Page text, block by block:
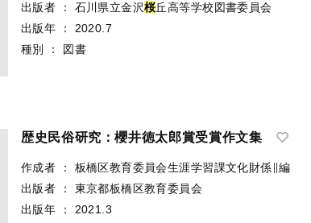
出版者
： 石川県立金沢桜丘高等学校図書委員会
出版年
：
2020.7
種別
： 図書
歴史民俗研究：櫻井徳太郎賞受賞作文集
作成者 ：
板橋区教育委員会生涯学習課文化財係∥編
出版者
：
東京都板橋区教育委員会
出版年
：
2021.3